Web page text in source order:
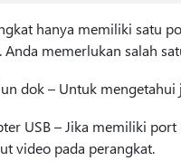
hanya memiliki satu
Anda memerlukan salah
dok – Untuk
USB – Jika memiliki
video pada perangkat.